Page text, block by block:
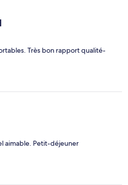
Très bon rapport qualité-
aimable. Petit-déjeuner